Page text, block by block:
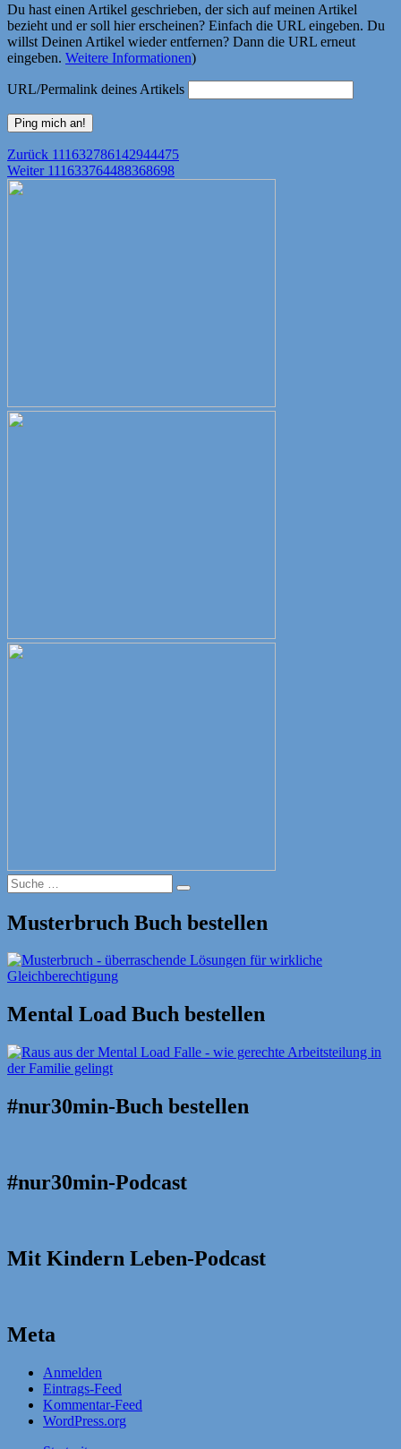
Du hast einen Artikel geschrieben, der sich auf meinen Artikel
bezieht und er soll hier erscheinen? Einfach die URL eingeben. Du
willst Deinen Artikel wieder entfernen? Dann die URL erneut
eingeben. Weitere Informationen)
URL/Permalink deines Artikels
Beitragsnavigation
Zurück Vorheriger
Beitrag:
111632786142944475
Weiter Nächster
111633764488368698
Suche
nach:
Suche
Musterbruch Buch bestellen
Mental Load Buch bestellen
#nur30min-Buch bestellen
#nur30min-Podcast
Mit Kindern Leben-Podcast
Meta
Anmelden
Eintrags-Feed
Kommentar-Feed
WordPress.org